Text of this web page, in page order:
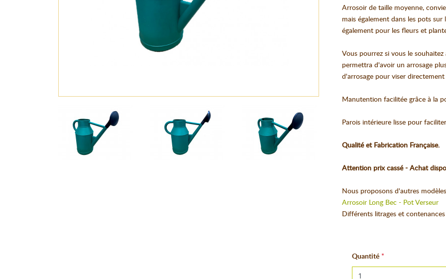
Arrosoir de taille moyenne,
mais également dans les pots
également pour les fleurs et
Vous pourrez si vous le
permettra d'avoir un arrosage
d'arrosage pour viser directement
Manutention facilitée grâce à la
Parois intérieure lisse pour
Qualité et Fabrication Française.
Attention prix cassé - Achat
Nous proposons d'autres
Arrosoir Long Bec - Pot Verseur
Différents litrages et contenances
Quantité